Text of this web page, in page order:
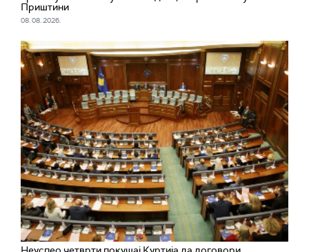
Приштини
08. 08. 2026.